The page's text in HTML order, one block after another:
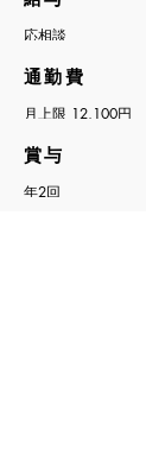
​応相談
​通勤費
月上限 12,100円
​賞与
年2回